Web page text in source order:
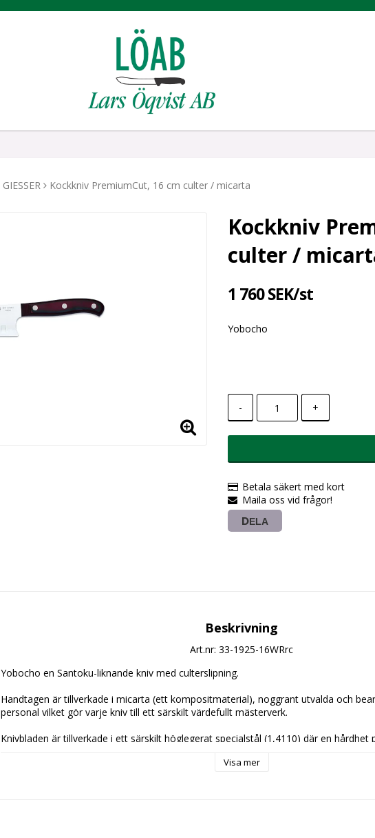
GIESSER Kockkniv PremiumCut, 16 cm culter / micarta
Kockkniv
culter /
1 760 SEK/st
Yobocho
- +
Betala säkert med kort
Maila oss vid frågor!
DELA
Beskrivning
Art.nr: 33-1925-16WRrc
Yobocho en Santoku-liknande kniv med culterslipning.
Handtagen är tillverkade i micarta (ett kompositmaterial), noggrant utvalda och
personal vilket gör varje kniv till ett särskilt värdefullt mästerverk.
Knivbladen är tillverkade i ett särskilt höglegerat specialstål (1,4110) där en hårdhet
slipare för att säkerställa utmärkta skäregenskaper och överlägsen
Visa mer